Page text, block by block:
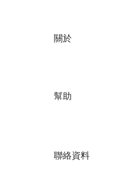
關於
幫助
​​聯絡資料